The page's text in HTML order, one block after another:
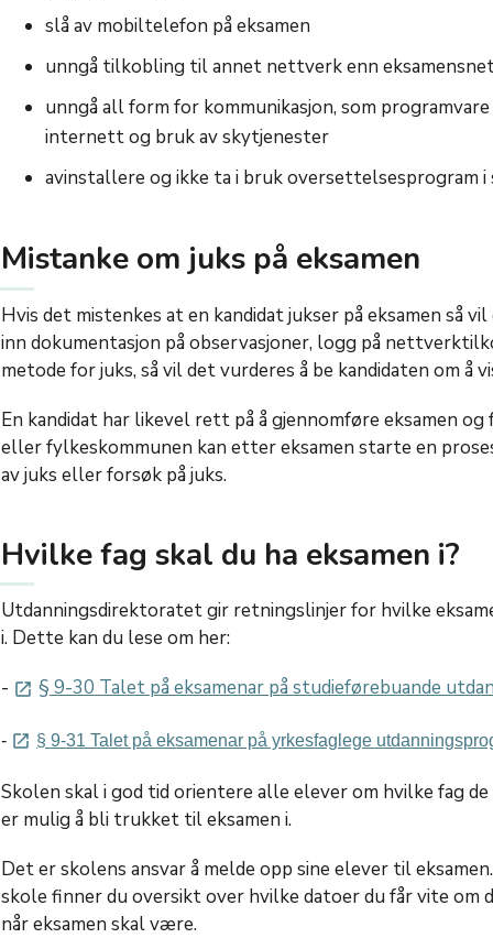
slå av mobiltelefon på eksamen
unngå tilkobling til annet nettverk enn
unngå all form for kommunikasjon, som
internett og bruk av skytjenester
avinstallere og ikke ta i bruk oversettelsesprogram i
Mistanke om juks på eksamen
Hvis det mistenkes at en kandidat jukser på eksamen så
inn dokumentasjon på observasjoner, logg på
metode for juks, så vil det vurderes å be kandidaten om å
En kandidat har likevel rett på å gjennomføre eksamen
eller fylkeskommunen kan etter eksamen starte en
av juks eller forsøk på juks.
Hvilke fag skal du ha eksamen i?
Utdanningsdirektoratet gir retningslinjer for hvilke
i. Dette kan du lese om her:
- launch § 9-30 Talet på eksamenar på studieførebuande
- launch § 9-31 Talet på eksamenar på yrkesfaglege
Skolen skal i god tid orientere alle elever om hvilke fag
er mulig å bli trukket til eksamen i.
Det er skolens ansvar å melde opp sine elever til
skole finner du oversikt over hvilke datoer du får vite om
når eksamen skal være.